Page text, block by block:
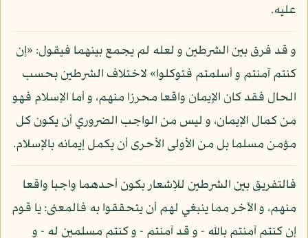
عليه.
و قد فرق بين الشرطين و لعله لم يجمع بينهما فيقول: «إن
كنتم آمنتم و أسلمتم فتوكلوا» لاختلاف الشرطين بحسب
الحال فقد كان الإيمان واقعا محرزا منهم، و أما الإسلام فهو
من كمال الإيمان، و ليس من الواجب الضروري أن يكون كل
مؤمن مسلما بل من الأولى الأحرى أن يكمل إيمانه بالإسلام.
فالتفريق بين الشرطين للإشعار بكون أحدهما واجبا واقعا
منهم، و الآخر مما ينبغي لهم أن يتحققوا به فالمعنى: يا قوم
إن كنتم آمنتم بالله - و قد آمنتم - و كنتم مسلمين له - و